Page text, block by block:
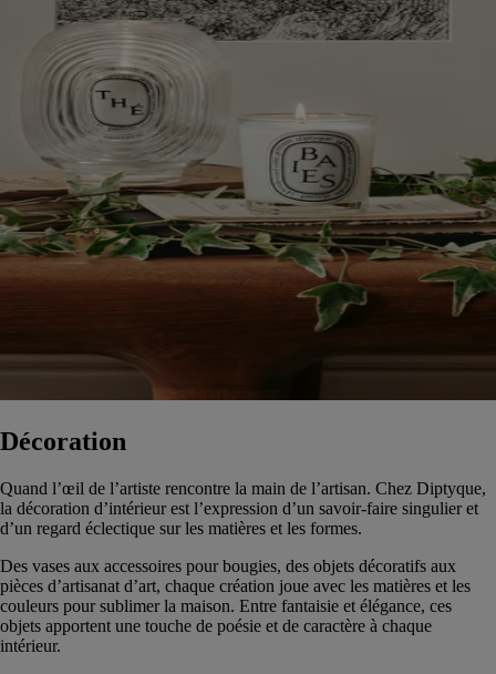
Décoration
Quand l’œil de l’artiste rencontre la main de l’artisan. Chez Diptyque,
la décoration d’intérieur est l’expression d’un savoir-faire singulier et
d’un regard éclectique sur les matières et les formes.
Des vases aux accessoires pour bougies, des objets décoratifs aux
pièces d’artisanat d’art, chaque création joue avec les matières et les
couleurs pour sublimer la maison. Entre fantaisie et élégance, ces
objets apportent une touche de poésie et de caractère à chaque
intérieur.​